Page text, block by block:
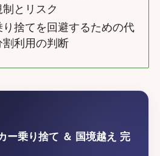
とリスク
捨てを回避するための代
利用の判断